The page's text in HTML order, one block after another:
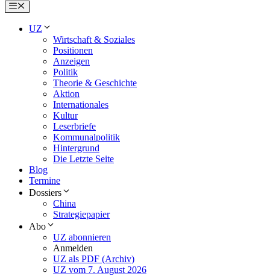
Menu
UZ
Wirtschaft & Soziales
Positionen
Anzeigen
Politik
Theorie & Geschichte
Aktion
Internationales
Kultur
Leserbriefe
Kommunalpolitik
Hintergrund
Die Letzte Seite
Blog
Termine
Dossiers
China
Strategiepapier
Abo
UZ abonnieren
Anmelden
UZ als PDF (Archiv)
UZ vom 7. August 2026